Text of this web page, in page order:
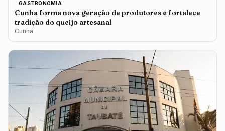
GASTRONOMIA
Cunha forma nova geração de produtores e fortalece
tradição do queijo artesanal
Cunha